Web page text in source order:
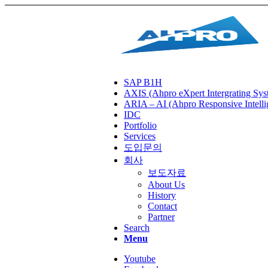
SAP B1H
AXIS (Ahpro eXpert Intergrating
ARIA – AI (Ahpro Responsive
IDC
Portfolio
Services
도입문의
회사
보도자료
About Us
History
Contact
Partner
Search
Menu
Youtube